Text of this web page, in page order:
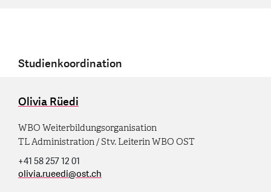
Studienkoordination
Olivia Rüedi
WBO Weiterbildungsorganisation
TL Administration / Stv. Leiterin WBO OST
+41 58 257 12 01
olivia.rueedi@ost.ch